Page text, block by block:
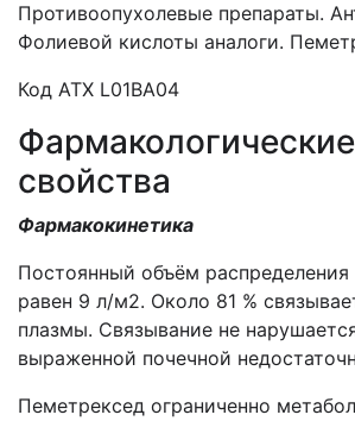
Противоопухолевые препараты.
Фолиевой кислоты аналоги.
Код АТХ L01BA04
Фармакологические
свойства
Фармакокинетика
Постоянный объём распределения
равен 9 л/м2. Около 81 %
плазмы. Связывание не
выраженной почечной
Пеметрексед ограниченно